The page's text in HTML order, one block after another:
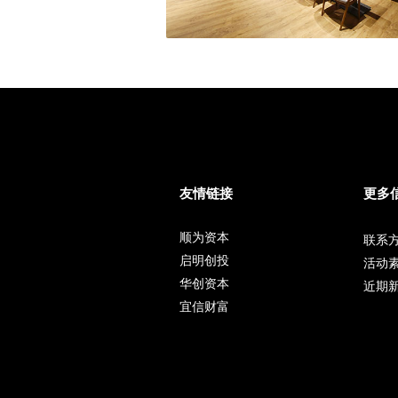
友情链接
顺为资本
启明创投
华创资本
宜信财富
更多
联系
活动
近期